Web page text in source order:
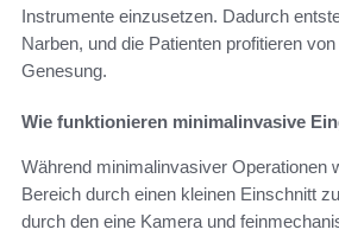
Instrumente einzusetzen. Dadurch
Narben, und die Patienten profitieren
Genesung.
Wie funktionieren minimalinvasive
Während minimalinvasiver Operationen
Bereich durch einen kleinen Einschnitt
durch den eine Kamera und